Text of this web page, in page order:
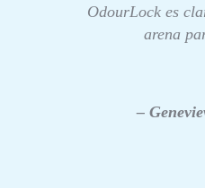
OdourLock es
arena
–